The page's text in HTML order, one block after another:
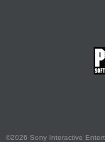
©2026 Sony Interactive